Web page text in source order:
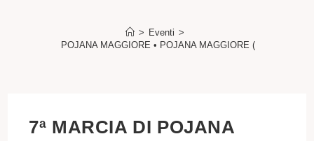
> Eventi >
7ª MARCIA DI POJANA MAGGIORE • POJANA MAGGIORE (VI) 01/06/2025
7ª MARCIA DI POJANA